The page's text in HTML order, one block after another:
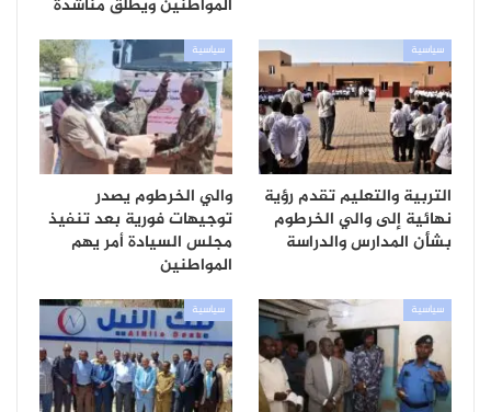
المواطنين ويطلق مناشدة
سياسية
التربية والتعليم تقدم رؤية
نهائية إلى والي الخرطوم
بشأن المدارس والدراسة
سياسية
والي الخرطوم يصدر
توجيهات فورية بعد تنفيذ
مجلس السيادة أمر يهم
المواطنين
سياسية سياسية